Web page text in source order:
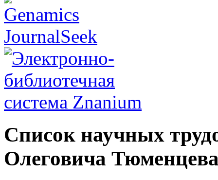
Список научных
Олеговича